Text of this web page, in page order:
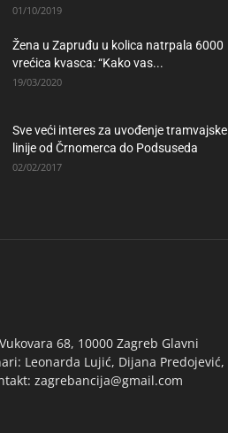
01/10/2019
Žena u Zapruđu u kolica natrpala 6000
vrećica kvasca: “Kako vas...
19/03/2020
Sve veći interes za uvođenje tramvajske
linije od Črnomerca do Podsuseda
02/02/2017
68, 10000 Zagreb Glavni
Leonarda Lujić, Dijana Predojević,
zagrebancija@gmail.com